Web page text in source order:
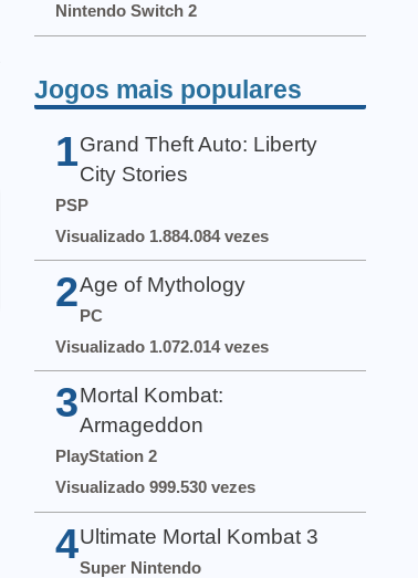
Nintendo Switch 2
Jogos mais populares
1 Grand Theft Auto: Liberty
City Stories
PSP
Visualizado 1.884.084 vezes
2Age of Mythology
PC
Visualizado 1.072.014 vezes
3 Mortal Kombat:
Armageddon
PlayStation 2
Visualizado 999.530 vezes
4 Ultimate Mortal Kombat 3
Super Nintendo